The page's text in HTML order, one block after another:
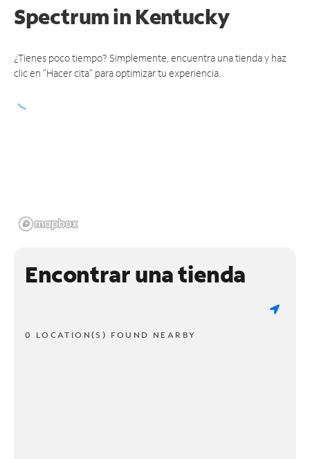
Spectrumin Kentucky
¿Tienes poco tiempo? Simplemente, encuentra una tienda y haz
clic en "Hacer cita" para optimizar tu experiencia.
Encontrar una tienda
0 LOCATION(S) FOUND NEARBY